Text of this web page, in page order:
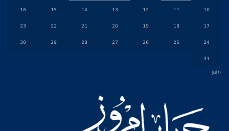
10
11
12
13
14
15
16
17
18
19
20
21
22
23
24
25
26
27
28
29
30
31
« Jul